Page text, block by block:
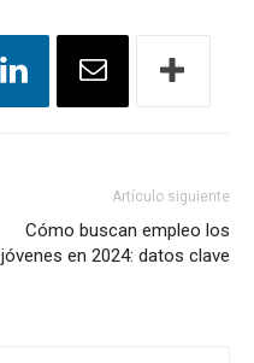
Artículo siguiente
Cómo buscan empleo los
jóvenes en 2024: datos clave